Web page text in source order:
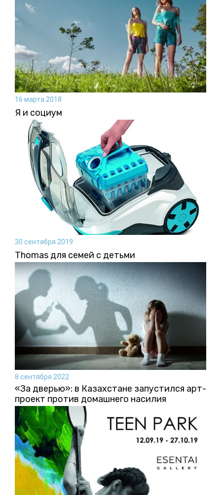
16 марта 2018
Я и социум
30 сентября 2019
Thomas для семей с детьми
8 сентября 2022
«За дверью»: в Казахстане запустился арт-
проект против домашнего насилия